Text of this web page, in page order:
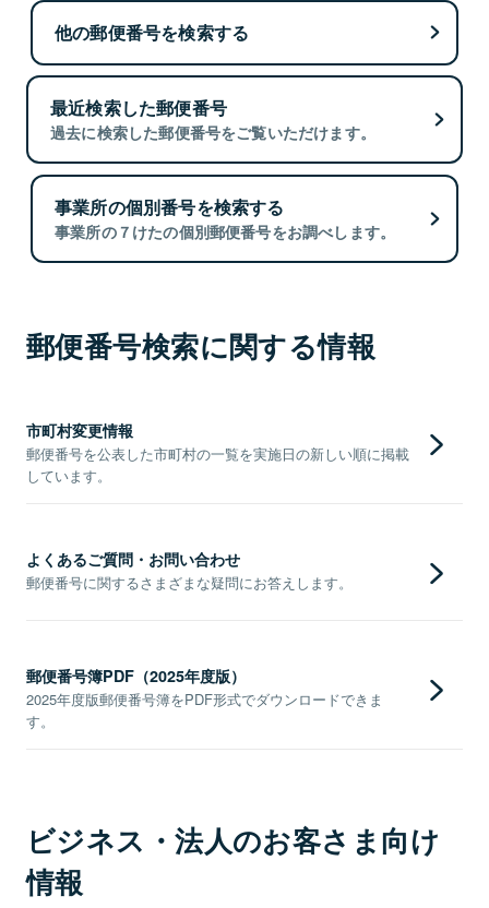
他の郵便番号を検索する
最近検索した郵便番号
過去に検索した郵便番号をご覧いただけます。
事業所の個別番号を検索する
事業所の７けたの個別郵便番号をお調べします。
郵便番号検索に関する情報
市町村変更情報
郵便番号を公表した市町村の一覧を実施日の新しい順に掲載
しています。
よくあるご質問・お問い合わせ
郵便番号に関するさまざまな疑問にお答えします。
郵便番号簿PDF（2025年度版）
2025年度版郵便番号簿をPDF形式でダウンロードできま
す。
ビジネス・法人のお客さま向け
情報